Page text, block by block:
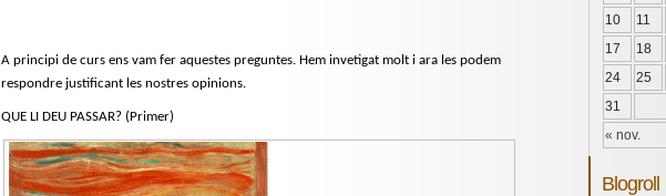
A principi de curs ens vam fer aquestes preguntes. Hem invetigat molt i ara les podem
respondre justificant les nostres opinions.
QUE LI DEU PASSAR? (Primer)
« nov.
10
11
17
18
24
25
31
Blogroll